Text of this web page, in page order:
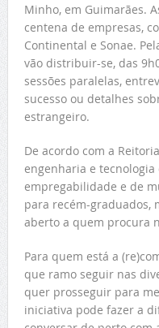
Minho, em Guimarães.
centena de empresas,
Continental e Sonae.
vão distribuir-se, das
sessões paralelas,
sucesso ou detalhes
estrangeiro.
De acordo com a
engenharia e
empregabilidade e de
para recém-graduados,
aberto a quem procura
Para quem está a
que ramo seguir nas
quer prosseguir para
iniciativa pode fazer a